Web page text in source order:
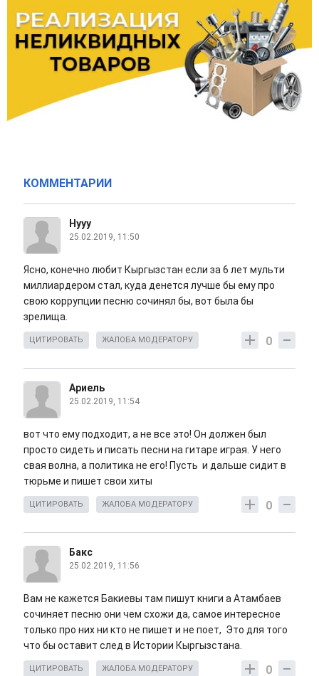
КОММЕНТАРИИ
Нууу
25.02.2019, 11:50
Ясно, конечно любит Кыргызстан если за 6 лет мульти
миллиардером стал, куда денется лучше бы ему про
свою коррупции песню сочинял бы, вот была бы
зрелища.
0
ЦИТИРОВАТЬ ЖАЛОБА МОДЕРАТОРУ
Ариель
25.02.2019, 11:54
вот что ему подходит, а не все это! Он должен был
просто сидеть и писать песни на гитаре играя. У него
свая волна, а политика не его! Пусть и дальше сидит в
тюрьме и пишет свои хиты
0
ЦИТИРОВАТЬ ЖАЛОБА МОДЕРАТОРУ
Бакс
25.02.2019, 11:56
Вам не кажется Бакиевы там пишут книги а Атамбаев
сочиняет песню они чем схожи да, самое интересное
только про них ни кто не пишет и не поет, Это для того
что бы оставит след в Истории Кыргызстана.
0
ЦИТИРОВАТЬ ЖАЛОБА МОДЕРАТОРУ